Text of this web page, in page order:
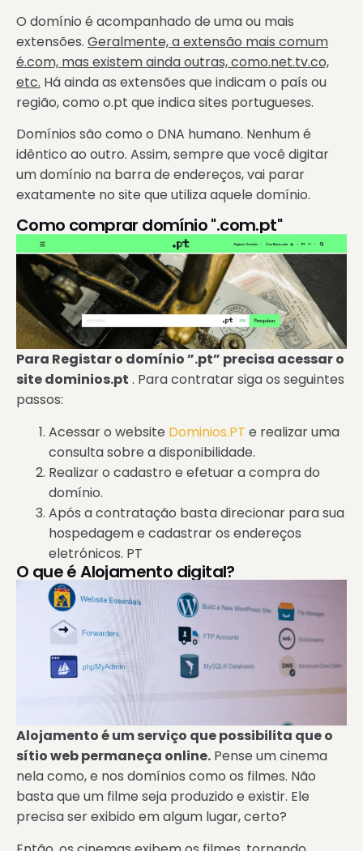
O domínio é acompanhado de uma ou mais
extensões. Geralmente, a extensão mais comum
é.com, mas existem ainda outras, como.net.tv.co,
etc. Há ainda as extensões que indicam o país ou
região, como o.pt que indica sites portugueses.
Domínios são como o DNA humano. Nenhum é
idêntico ao outro. Assim, sempre que você digitar
um domínio na barra de endereços, vai parar
exatamente no site que utiliza aquele domínio.
Como comprar domínio ".com.pt"
Para Registar o domínio ”.pt” precisa acessar o
site dominios.pt . Para contratar siga os seguintes
passos:
Acessar o website Dominios.PT e realizar uma
consulta sobre a disponibilidade.
Realizar o cadastro e efetuar a compra do
domínio.
Após a contratação basta direcionar para sua
hospedagem e cadastrar os endereços
eletrónicos. PT
O que é Alojamento digital?
Alojamento é um serviço que possibilita que o
sítio web permaneça online. Pense um cinema
nela como, e nos domínios como os filmes. Não
basta que um filme seja produzido e existir. Ele
precisa ser exibido em algum lugar, certo?